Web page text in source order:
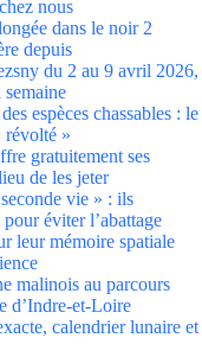
nous
dans le noir 2
depuis
du 2 au 9 avril 2026,
espèces chassables : le
révolté »
gratuitement ses
de les jeter
vie » : ils
éviter l’abattage
leur mémoire spatiale
malinois au parcours
d’Indre-et-Loire
calendrier lunaire et